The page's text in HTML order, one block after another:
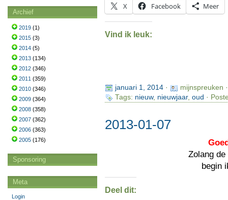
X Facebook Meer
Vind ik leuk:
januari 1, 2014·
mijnspreuken
Tags: nieuw, nieuwjaar, oud ·
2013-01-07
Zolang de
begin
Deel dit:
Archief
2019 (1)
2015 (3)
2014 (5)
2013 (134)
2012 (346)
2011 (359)
2010 (346)
2009 (364)
2008 (358)
2007 (362)
2006 (363)
2005 (176)
Sponsoring
Meta
Login